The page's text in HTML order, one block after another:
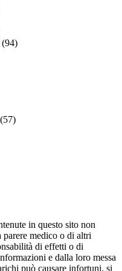
(94)
(57)
in questo sito non
parere medico o di altri
di effetti o di
e dalla loro messa
può causare infortuni, si